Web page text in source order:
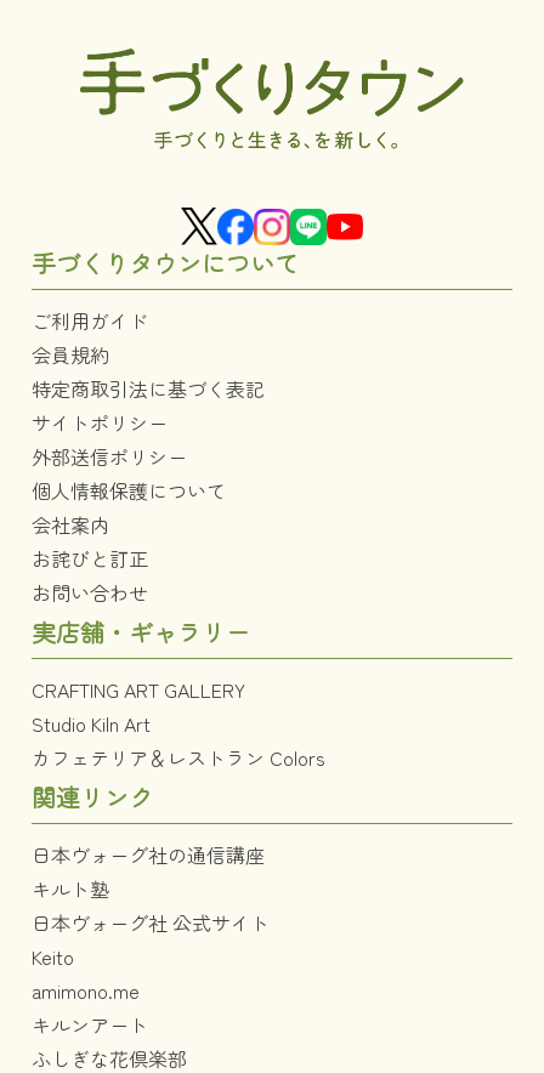
手づくりタウンについて
ご利用ガイド
会員規約
特定商取引法に基づく表記
サイトポリシー
外部送信ポリシー
個人情報保護について
会社案内
お詫びと訂正
お問い合わせ
実店舗・ギャラリー
CRAFTING ART GALLERY
Studio Kiln Art
カフェテリア＆レストラン Colors
関連リンク
日本ヴォーグ社の通信講座
キルト塾
日本ヴォーグ社 公式サイト
Keito
amimono.me
キルンアート
ふしぎな花倶楽部